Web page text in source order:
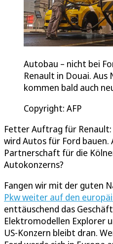
Autobau – nicht bei
Renault in Douai.
kommen bald auch
Copyright: AFP
Fetter Auftrag für
wird Autos für Ford bauen.
Partnerschaft für die
Autokonzerns?
Fangen wir mit der guten
Pkw weiter auf den
enttäuschend das
Elektromodellen Explorer
US-Konzern bleibt dran.